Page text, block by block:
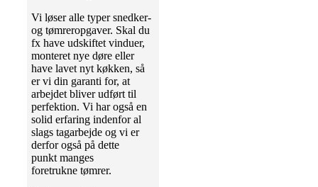
Vi løser alle typer snedker-
og tømreropgaver. Skal du
fx have udskiftet vinduer,
monteret nye døre eller
have lavet nyt køkken, så
er vi din garanti for, at
arbejdet bliver udført til
perfektion. Vi har også en
solid erfaring indenfor al
slags tagarbejde og vi er
derfor også på dette
punkt manges
foretrukne tømrer.